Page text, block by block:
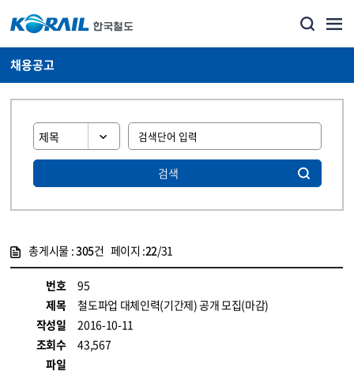
채용공고
검색
총게시물 :305건 페이지 :22/31
번호
95
제목
철도파업 대체인력(기간제) 공개 모집(마감)
작성일
2016-10-11
조회수
43,567
파일